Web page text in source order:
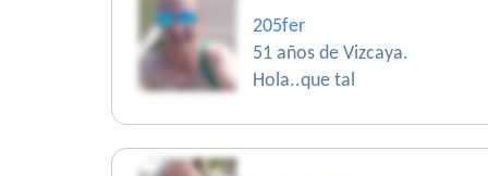
205fer
51 años de Vizcaya.
Hola..que tal